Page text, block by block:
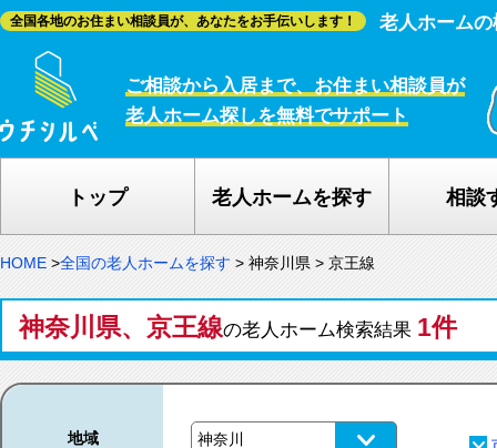
全国各地のお住まい相談員が、あなたをお手伝いします！ 老人ホーム
ご相談から入居まで、お住まい相談員が
老人ホーム探しを無料でサポート
トップ 老人ホームを探す 相談
HOME >全国の老人ホームを探す > 神奈川県 > 京王線
神奈川県、京王線の老人ホーム検索結果 1件
地域